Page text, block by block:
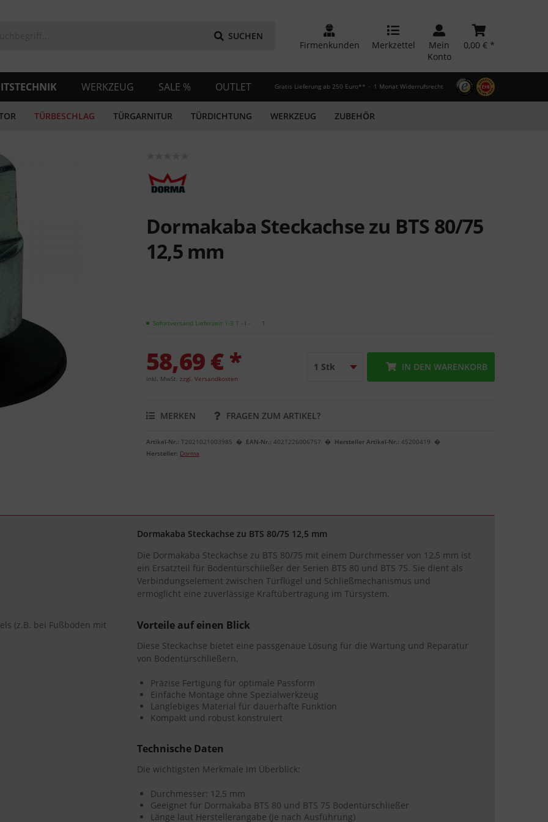
SUCHEN
Firmenkunden Merkzettel
Mein
Konto
0,00 € *
TÜRBESCHLAG TÜRGARNITUR TÜRDICHTUNG WERKZEUG ZUBEHÖR
WERKZEUG SALE % OUTLET Gratis Lieferung ab 250 Euro** 1 Monat Widerrufsrecht
Dormakaba Steckachse zu BTS 80/75
12,5 mm
Sofortversand Lieferzeit 1-3 T - ℹ - 1
58,69 € *
inkl. MwSt. zzgl. Versandkosten
IN DEN WARENKORB
MERKEN FRAGEN ZUM ARTIKEL?
Artikel-Nr.: T2021021003985 EAN-Nr.: 4021226006757 Hersteller Artikel-Nr.: 45200419
Hersteller: Dorma
Dormakaba Steckachse zu BTS 80/75 12,5 mm
Die Dormakaba Steckachse zu BTS 80/75 mit einem Durchmesser von 12,5 mm ist
ein Ersatzteil für Bodentürschließer der Serien BTS 80 und BTS 75. Sie dient als
Verbindungselement zwischen Türflügel und Schließmechanismus und
ermöglicht eine zuverlässige Kraftübertragung im Türsystem.
Vorteile auf einen Blick
Diese Steckachse bietet eine passgenaue Lösung für die Wartung und Reparatur
von Bodentürschließern.
Präzise Fertigung für optimale Passform
Einfache Montage ohne Spezialwerkzeug
Langlebiges Material für dauerhafte Funktion
Kompakt und robust konstruiert
Technische Daten
Die wichtigsten Merkmale im Überblick:
Durchmesser: 12,5 mm
Geeignet für Dormakaba BTS 80 und BTS 75 Bodentürschließer
Länge laut Herstellerangabe (je nach Ausführung)
(z.B. bei Fußböden mit